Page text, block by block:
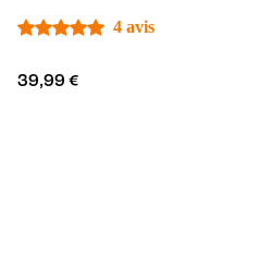
4 avis
39,99 €